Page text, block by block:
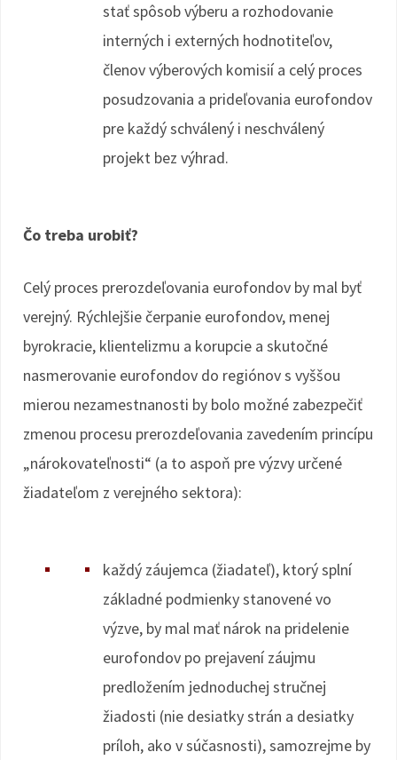
stať spôsob výberu a rozhodovanie
interných i externých hodnotiteľov,
členov výberových komisií a celý proces
posudzovania a prideľovania eurofondov
pre každý schválený i neschválený
projekt bez výhrad.
Čo treba urobiť?
Celý proces prerozdeľovania eurofondov by mal byť
verejný. Rýchlejšie čerpanie eurofondov, menej
byrokracie, klientelizmu a korupcie a skutočné
nasmerovanie eurofondov do regiónov s vyššou
mierou nezamestnanosti by bolo možné zabezpečiť
zmenou procesu prerozdeľovania zavedením princípu
„nárokovateľnosti“ (a to aspoň pre výzvy určené
žiadateľom z verejného sektora):
každý záujemca (žiadateľ), ktorý splní
základné podmienky stanovené vo
výzve, by mal mať nárok na pridelenie
eurofondov po prejavení záujmu
predložením jednoduchej stručnej
žiadosti (nie desiatky strán a desiatky
príloh, ako v súčasnosti), samozrejme by